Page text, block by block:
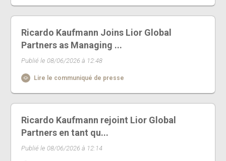
Ricardo Kaufmann Joins Lior Global
Partners as Managing ...
Publié le 08/06/2026 à 12:48
Lire le communiqué de presse
Ricardo Kaufmann rejoint Lior Global
Partners en tant qu...
Publié le 08/06/2026 à 12:14